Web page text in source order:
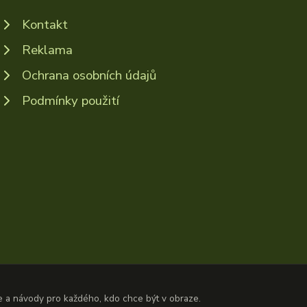
Kontakt
Reklama
Ochrana osobních údajů
Podmínky použití
návody pro každého, kdo chce být v obraze.